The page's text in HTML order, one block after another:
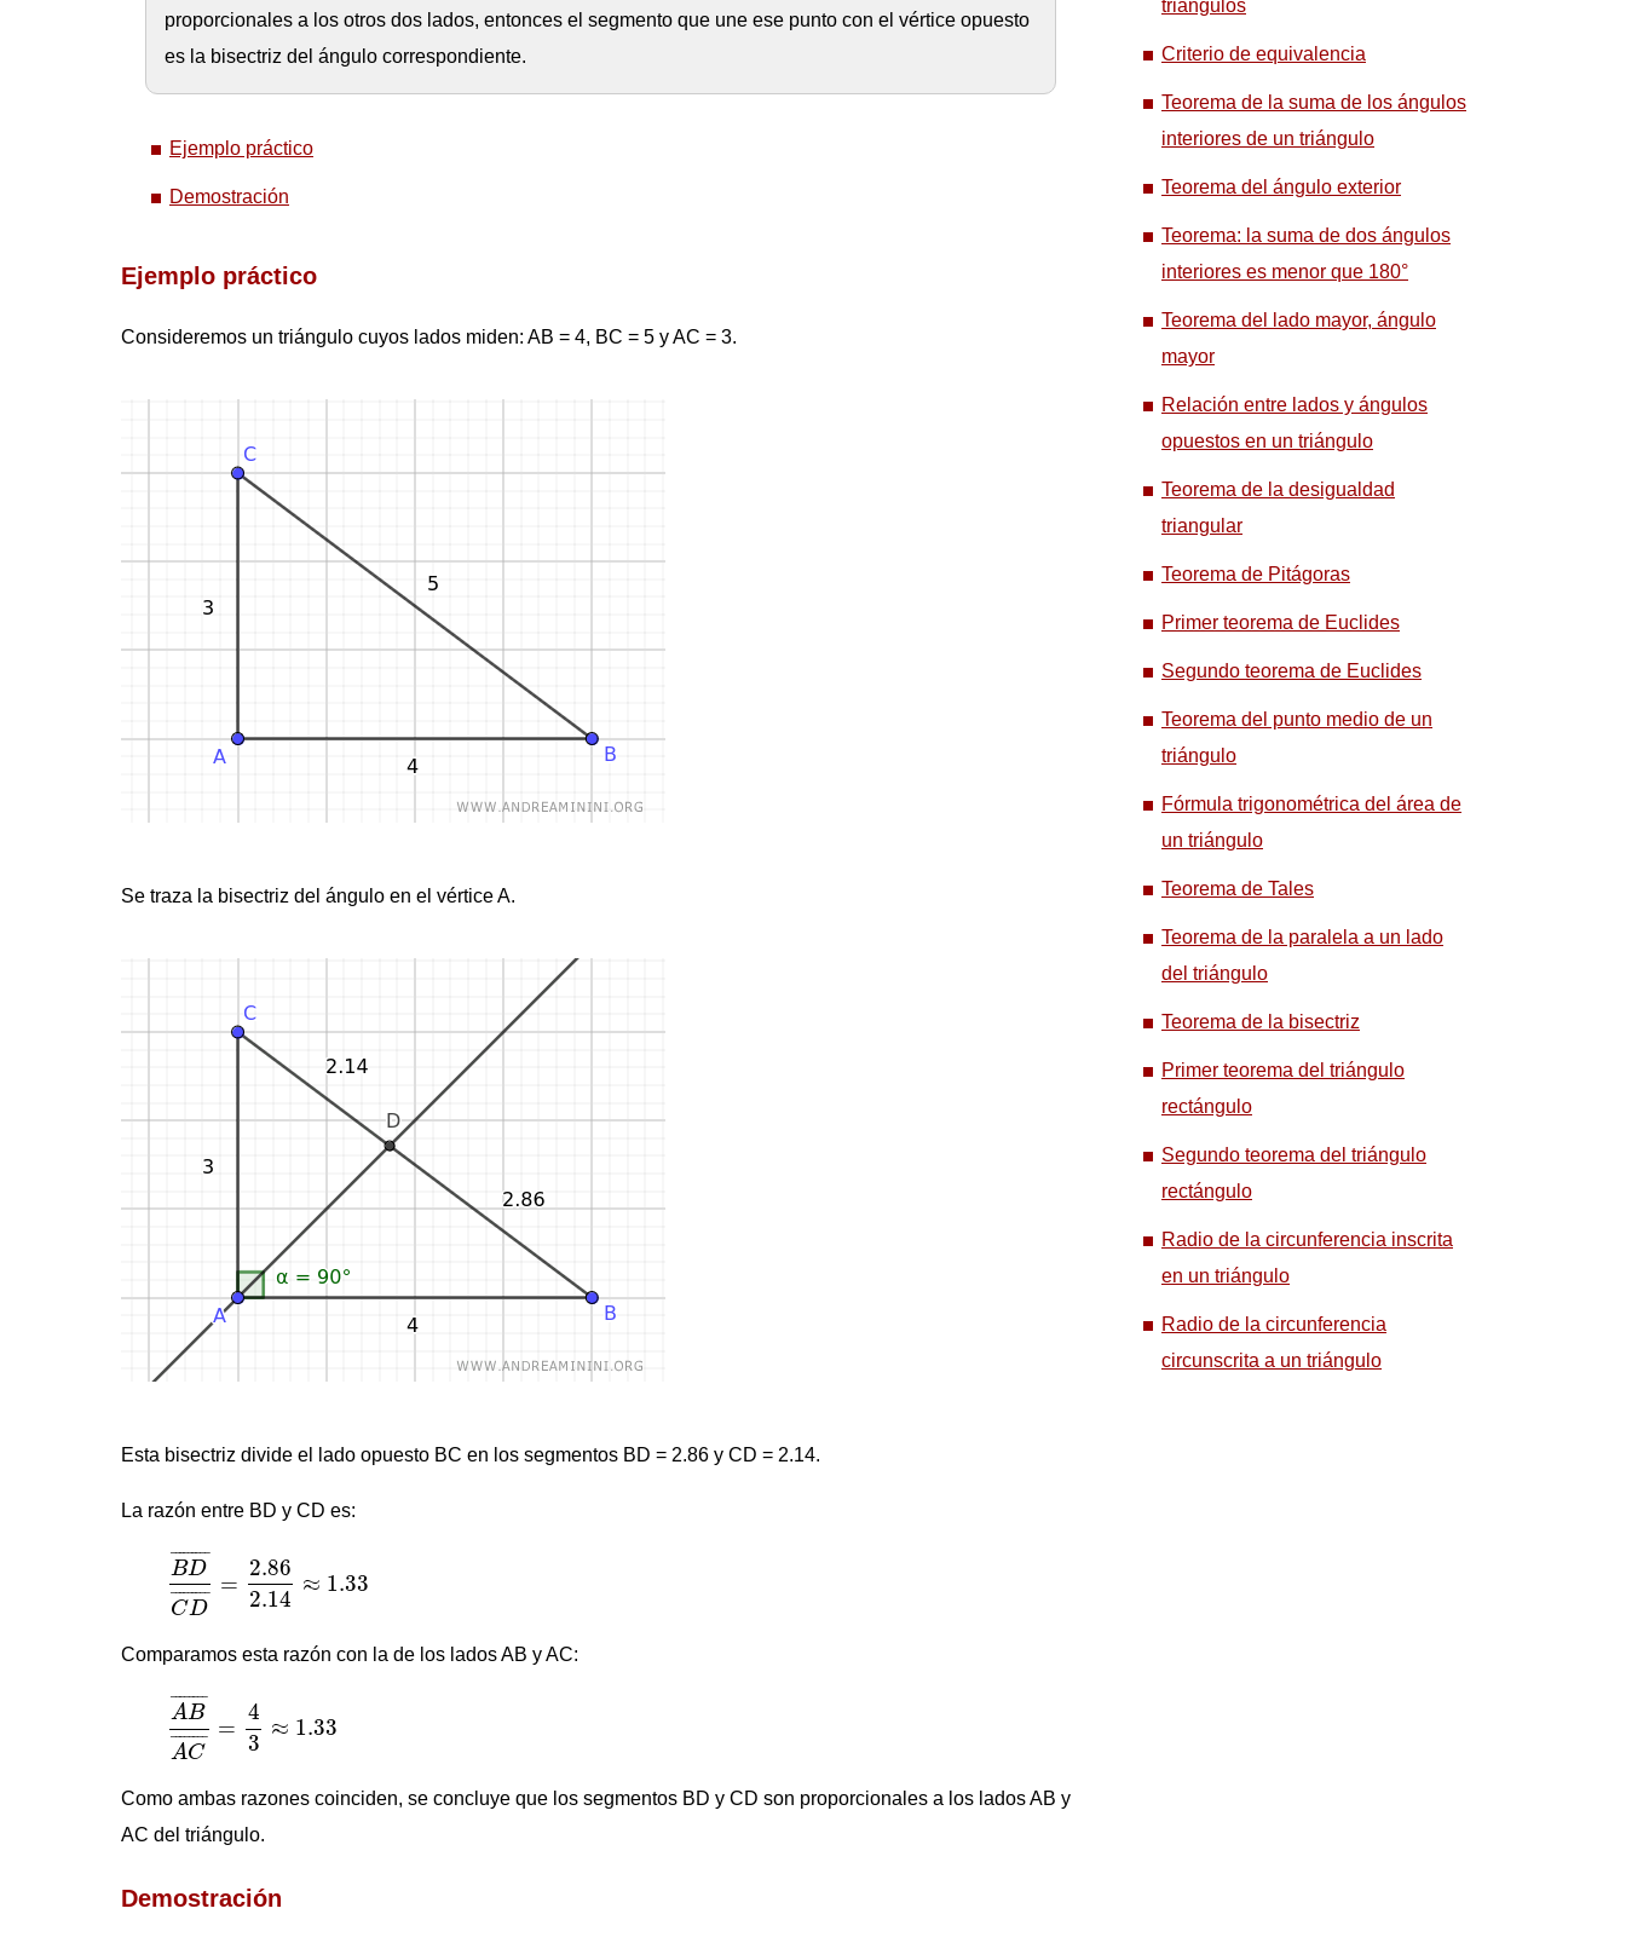
proporcionales a los otros dos lados, entonces el segmento que une ese punto con el vértice opuesto
es la bisectriz del ángulo correspondiente.
Ejemplo práctico
Demostración
Ejemplo práctico
Consideremos un triángulo cuyos lados miden: AB = 4, BC = 5 y AC = 3.
Se traza la bisectriz del ángulo en el vértice A.
Esta bisectriz divide el lado opuesto BC en los segmentos BD = 2.86 y CD = 2.14.
La razón entre BD y CD es:
¯¯¯¯¯¯¯¯¯
BD
¯¯¯¯¯¯¯¯¯
CD
=
2.86
2.14
≈ 1.33
BD¯
Comparamos esta razón con la de los lados AB y AC:
¯¯¯¯¯¯¯¯
AB
¯¯¯¯¯¯¯¯
AC
=
4
3
≈ 1.33
AB¯
Como ambas razones coinciden, se concluye que los segmentos BD y CD son proporcionales a los lados AB y
AC del triángulo.
Demostración
triángulos
Criterio de equivalencia
Teorema de la suma de los ángulos
interiores de un triángulo
Teorema del ángulo exterior
Teorema: la suma de dos ángulos
interiores es menor que 180°
Teorema del lado mayor, ángulo
mayor
Relación entre lados y ángulos
opuestos en un triángulo
Teorema de la desigualdad
triangular
Teorema de Pitágoras
Primer teorema de Euclides
Segundo teorema de Euclides
Teorema del punto medio de un
triángulo
Fórmula trigonométrica del área de
un triángulo
Teorema de Tales
Teorema de la paralela a un lado
del triángulo
Teorema de la bisectriz
Primer teorema del triángulo
rectángulo
Segundo teorema del triángulo
rectángulo
Radio de la circunferencia inscrita
en un triángulo
Radio de la circunferencia
circunscrita a un triángulo